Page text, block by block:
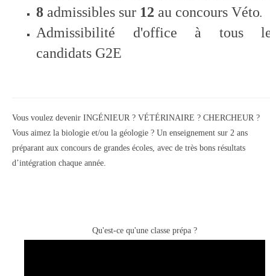
8 admissibles sur 12 au concours Véto.
Admissibilité d'office à tous
candidats G2E
Vous voulez devenir INGÉNIEUR ? VÉTÉRINAIRE ? CHERCHEUR ?
Vous aimez la biologie et/ou la géologie ? Un enseignement sur 2 ans
préparant aux concours de grandes écoles, avec de très bons résultats
d’intégration chaque année.
Qu'est-ce qu'une classe prépa ?